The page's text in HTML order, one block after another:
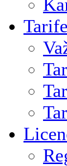
Tarife